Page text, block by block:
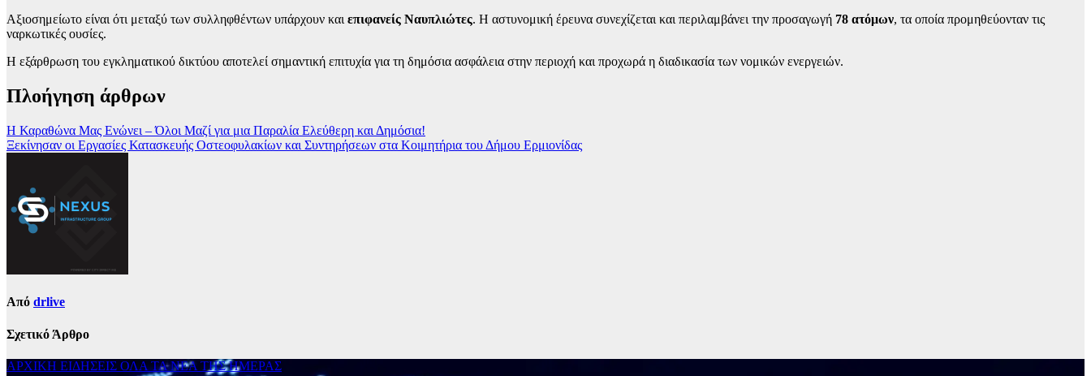
Αξιοσημείωτο είναι ότι μεταξύ των συλληφθέντων υπάρχουν καιεπιφανείς Ναυπλιώτες. Η αστυνομική έρευνα συνεχίζεται και περιλαμβάνει την προσαγωγή 78 ατόμων, τα οποία προμηθεύονταν τις
ναρκωτικές ουσίες.
Η εξάρθρωση του εγκληματικού δικτύου αποτελεί σημαντική επιτυχία για τη δημόσια ασφάλεια στην περιοχή και προχωρά η διαδικασία των νομικών ενεργειών.
Πλοήγηση άρθρων
Η Καραθώνα Μας Ενώνει – Όλοι Μαζί για μια Παραλία Ελεύθερη και Δημόσια!
Ξεκίνησαν οι Εργασίες Κατασκευής Οστεοφυλακίων και Συντηρήσεων στα Κοιμητήρια του Δήμου Ερμιονίδας
Από drlive
Σχετικό Άρθρο
ΑΡΧΙΚΗ ΕΙΔΗΣΕΙΣ ΟΛΑ ΤΑ ΝΕΑ ΤΗΣ ΗΜΕΡΑΣ